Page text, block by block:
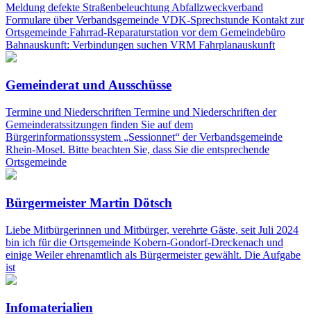
Meldung defekte Straßenbeleuchtung Abfallzweckverband
Formulare über Verbandsgemeinde VDK-Sprechstunde Kontakt zur
Ortsgemeinde Fahrrad-Reparaturstation vor dem Gemeindebüro
Bahnauskunft: Verbindungen suchen VRM Fahrplanauskunft
Gemeinderat und Ausschüsse
Termine und Niederschriften Termine und Niederschriften der
Gemeinderatssitzungen finden Sie auf dem
Bürgerinformationssystem „Sessionnet“ der Verbandsgemeinde
Rhein-Mosel. Bitte beachten Sie, dass Sie die entsprechende
Ortsgemeinde
Bürgermeister Martin Dötsch
Liebe Mitbürgerinnen und Mitbürger, verehrte Gäste, seit Juli 2024
bin ich für die Ortsgemeinde Kobern-Gondorf-Dreckenach und
einige Weiler ehrenamtlich als Bürgermeister gewählt. Die Aufgabe
ist
Infomaterialien